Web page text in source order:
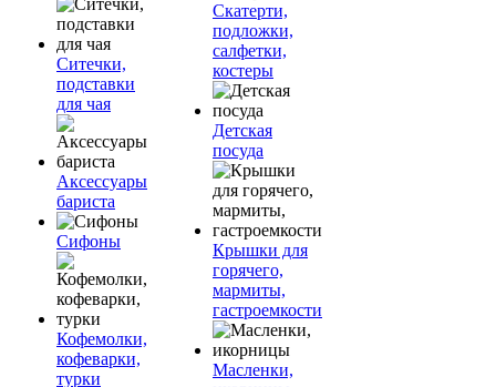
Ситечки,
подставки
для чая
Аксессуары
бариста
Сифоны
Кофемолки,
кофеварки,
турки
Скатерти,
подложки,
салфетки,
костеры
Детская
посуда
Крышки для
горячего,
мармиты,
гастроемкости
Масленки,